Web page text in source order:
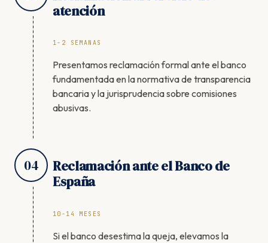
atención
1-2 SEMANAS
Presentamos reclamación formal ante el banco
fundamentada en la normativa de transparencia
bancaria y la jurisprudencia sobre comisiones
abusivas.
04
Reclamación ante el Banco de
España
10-14 MESES
Si el banco desestima la queja, elevamos la